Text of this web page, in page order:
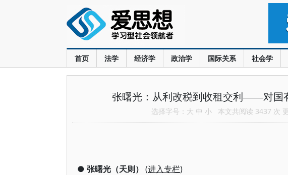
首页 法学 经济学 政治学 国际关系 社会学
张曙光：从利改税到收租交利――对国
选择字号： 大 中 小 本文共阅读 3437 次
● 张曙光（天则） (进入专栏)